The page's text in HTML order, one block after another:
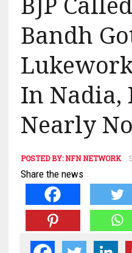
BJP
Bandh
In Nadia,
Nearly
POSTED BY:NFN NETWORK
Share the news